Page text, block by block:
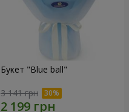
Букет "Blue ball"
3 141 грн